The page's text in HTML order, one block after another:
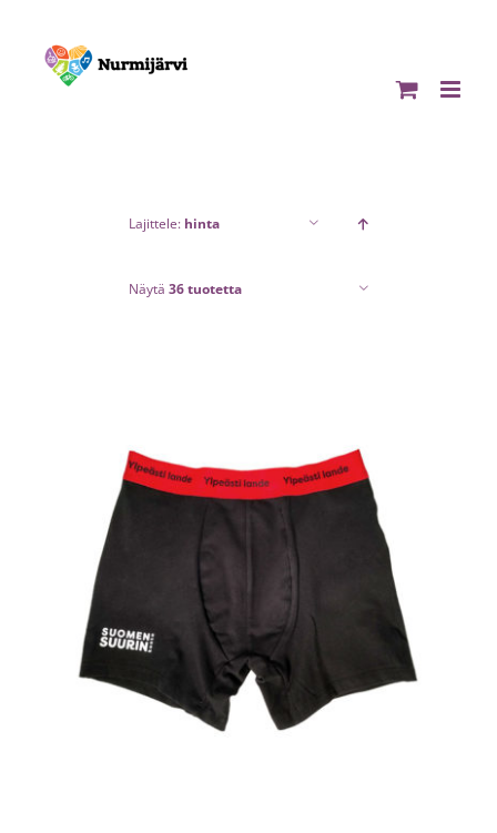
content
Lajittele: hinta
Näytä 36 tuotetta
VALITSE VAIHTOEHDOISTA LISÄTIEDOT